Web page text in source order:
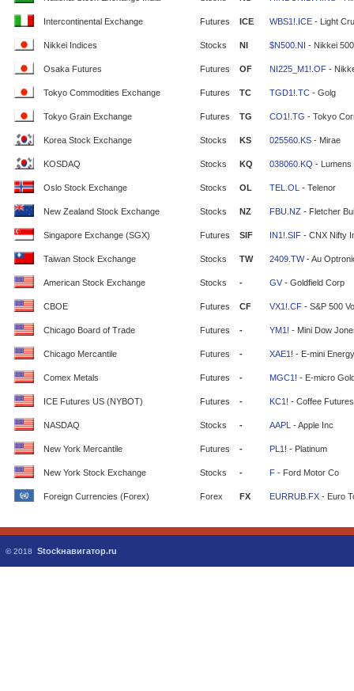
Intercontinental Exchange Futures ICE WBS1!.ICE - Light
Nikkei Indices Stocks NI $N500.NI - Nikkei 500
Osaka Futures Futures OF NI225_M1!.OF -
Tokyo Commodities Exchange Futures TC TGD1!.TC - Golg
Tokyo Grain Exchange Futures TG CO1!.TG - Tokyo
Korea Stock Exchange Stocks KS 025560.KS - Mirae
KOSDAQ Stocks KQ 038060.KQ - Lumens
Oslo Stock Exchange Stocks OL TEL.OL - Telenor
New Zealand Stock Exchange Stocks NZ FBU.NZ - Fletcher
Singapore Exchange (SGX) Futures SIF IN1!.SIF - CNX Nifty
Taiwan Stock Exchange Stocks TW 2409.TW- Au
American Stock Exchange Stocks - GV - Goldfield Corp
CBOE Futures CF VX1!.CF - S&P 500
Chicago Board of Trade Futures - YM1! - Mini Dow
Chicago Mercantile Futures - XAE1! - E-mini
Comex Metals Futures - MGC1! - E-micro
ICE Futures US (NYBOT) Futures - KC1! - Coffee Futures
NASDAQ Stocks - AAPL - Apple Inc
New York Mercantile Futures - PL1! - Platinum
New York Stock Exchange Stocks - F - Ford Motor Co
Foreign Currencies (Forex) Forex FX EURRUB.FX - Euro
© 2018 Stockнавигатор.ru